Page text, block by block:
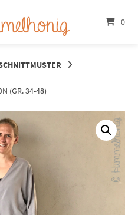
0
(GR. 34-48)